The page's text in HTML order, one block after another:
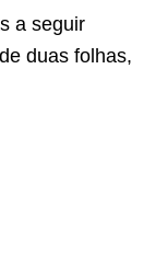
a seguir
duas folhas,